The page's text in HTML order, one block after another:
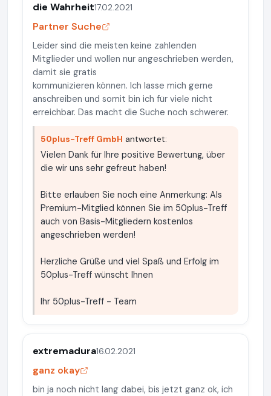
die Wahrheit17.02.2021
Partner Suche
Leider sind die meisten keine zahlenden
Mitglieder und wollen nur angeschrieben werden,
damit sie gratis
kommunizieren können. Ich lasse mich gerne
anschreiben und somit bin ich für viele nicht
erreichbar. Das macht die Suche noch schwerer.
50plus-Treff GmbH antwortet:
Vielen Dank für Ihre positive Bewertung, über
die wir uns sehr gefreut haben!
Bitte erlauben Sie noch eine Anmerkung: Als
Premium-Mitglied können Sie im 50plus-Treff
auch von Basis-Mitgliedern kostenlos
angeschrieben werden!
Herzliche Grüße und viel Spaß und Erfolg im
50plus-Treff wünscht Ihnen
Ihr 50plus-Treff - Team
extremadura16.02.2021
ganz okay
bin ja noch nicht lang dabei, bis jetzt ganz ok, ich